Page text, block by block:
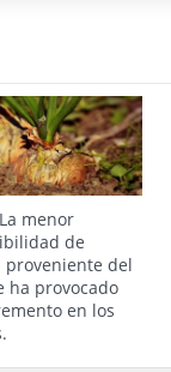
menor
de
proveniente del
ha provocado
en los